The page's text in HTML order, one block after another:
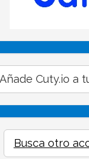
Añade Cuty.io a
Busca otro